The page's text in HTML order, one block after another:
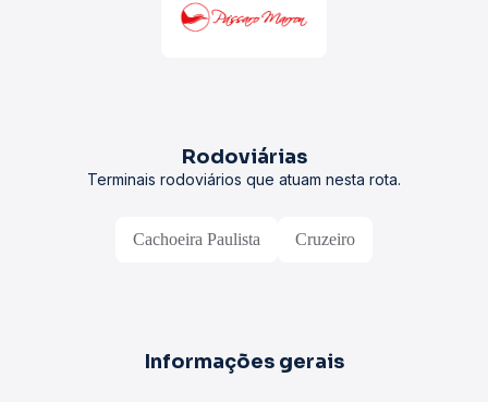
Rodoviárias
Terminais rodoviários que atuam nesta rota.
Cachoeira Paulista Cruzeiro
Informações gerais